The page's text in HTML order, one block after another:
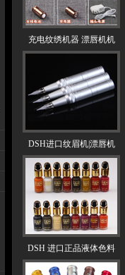
充电纹绣机器 漂唇机机
DSH进口纹眉机|漂唇机
DSH 进口正品液体色料